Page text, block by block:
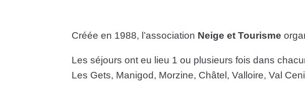
Créée en 1988, l’association Neige et Tourisme
Les séjours ont eu lieu 1 ou plusieurs fois dans
Les Gets, Manigod, Morzine, Châtel, Valloire, Val